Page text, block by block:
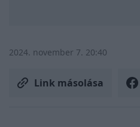
2024. november 7. 20:40
Link másolása